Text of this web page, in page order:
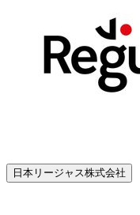
日本リージャス株式会社